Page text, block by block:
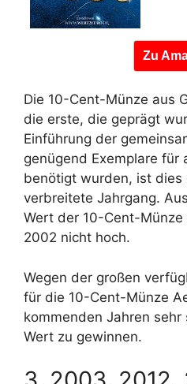
Zu
Die 10-Cent-Münze aus
die erste, die geprägt
Einführung der
genügend Exemplare für
benötigt wurden, ist dies
verbreitete Jahrgang.
Wert der 10-Cent-Münze
2002 nicht hoch.
Wegen der großen
für die 10-Cent-Münze
kommenden Jahren sehr
Wert zu gewinnen.